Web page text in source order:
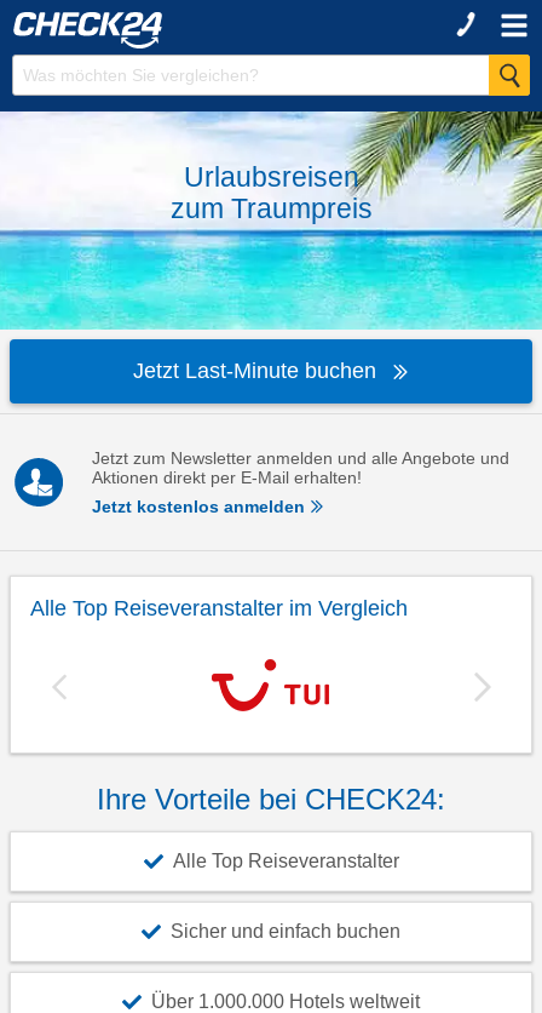
Urlaubsreisen
zum Traumpreis
Jetzt Last-Minute buchen
Jetzt zum Newsletter anmelden und alle Angebote und
Aktionen direkt per E-Mail erhalten!
Jetzt kostenlos anmelden
Alle Top Reiseveranstalter im Vergleich
Ihre Vorteile bei CHECK24:
Alle Top Reiseveranstalter
Sicher und einfach buchen
Über 1.000.000 Hotels weltweit